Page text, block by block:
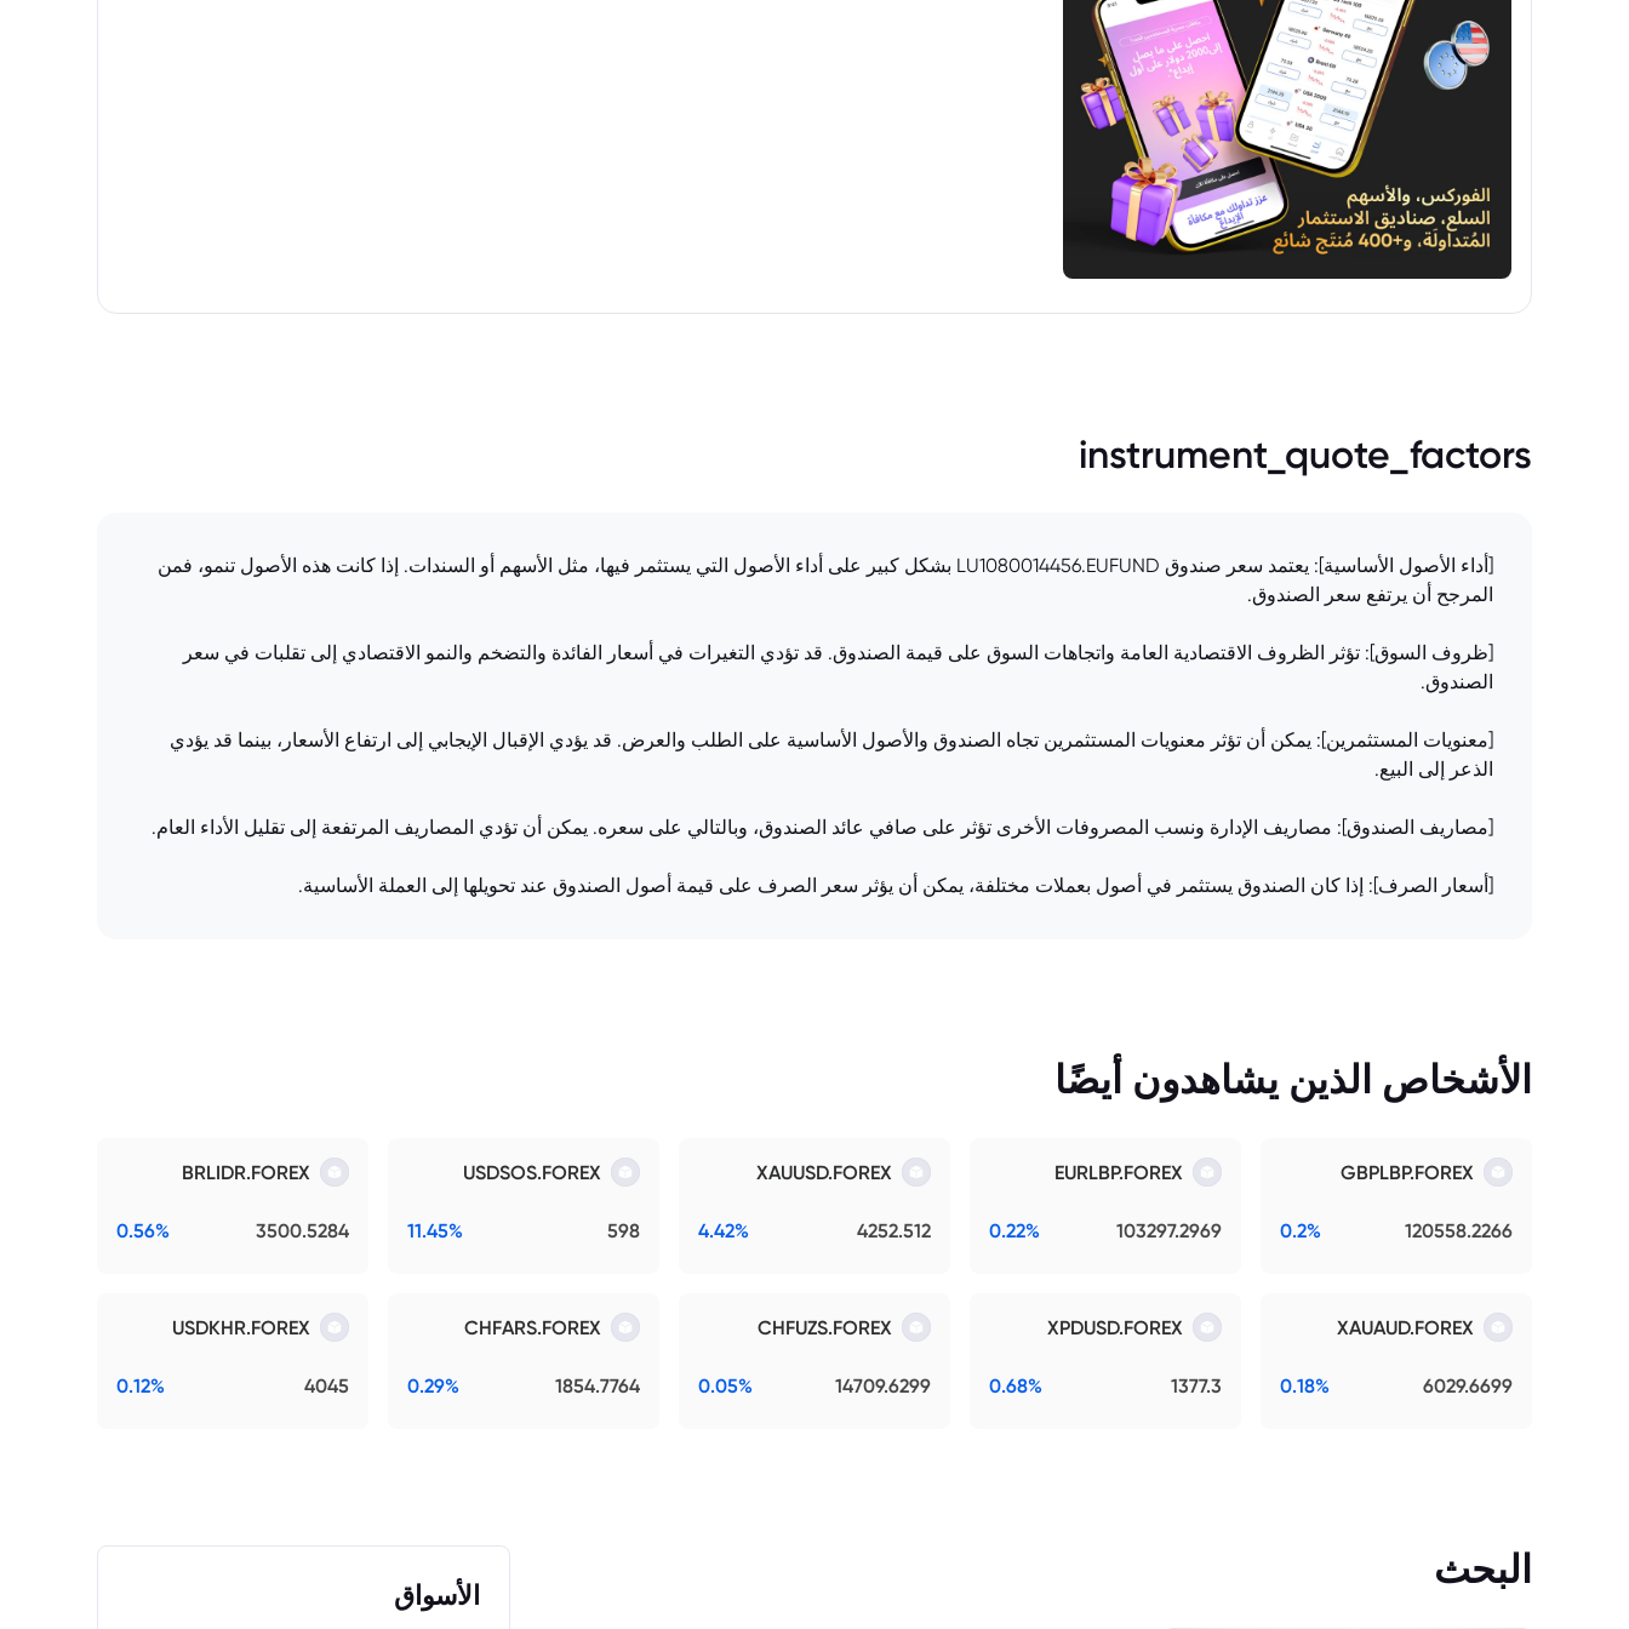
instrument_quote_factors
[أداء الأصول الأساسية]: يعتمد سعر صندوق LU1080014456.EUFUND بشكل كبير على أداء الأصول التي يستثمر فيها، مثل الأسهم أو السندات. إذا كانت هذه الأصول تنمو، فمن
المرجح أن يرتفع سعر الصندوق.
[ظروف السوق]: تؤثر الظروف الاقتصادية العامة واتجاهات السوق على قيمة الصندوق. قد تؤدي التغيرات في أسعار الفائدة والتضخم والنمو الاقتصادي إلى تقلبات في سعر
الصندوق.
[معنويات المستثمرين]: يمكن أن تؤثر معنويات المستثمرين تجاه الصندوق والأصول الأساسية على الطلب والعرض. قد يؤدي الإقبال الإيجابي إلى ارتفاع الأسعار، بينما قد يؤدي
الذعر إلى البيع.
[مصاريف الصندوق]: مصاريف الإدارة ونسب المصروفات الأخرى تؤثر على صافي عائد الصندوق، وبالتالي على سعره. يمكن أن تؤدي المصاريف المرتفعة إلى تقليل الأداء العام.
[أسعار الصرف]: إذا كان الصندوق يستثمر في أصول بعملات مختلفة، يمكن أن يؤثر سعر الصرف على قيمة أصول الصندوق عند تحويلها إلى العملة الأساسية.
الأشخاص الذين يشاهدون أيضًا
GBPLBP.FOREX
120558.2266
0.2%
EURLBP.FOREX
103297.2969
0.22%
XAUUSD.FOREX
4252.512
4.42%
USDSOS.FOREX
598
11.45%
BRLIDR.FOREX
3500.5284
0.56%
XAUAUD.FOREX
6029.6699
0.18%
XPDUSD.FOREX
1377.3
0.68%
CHFUZS.FOREX
14709.6299
0.05%
CHFARS.FOREX
1854.7764
0.29%
USDKHR.FOREX
4045
0.12%
البحث
الأسواق